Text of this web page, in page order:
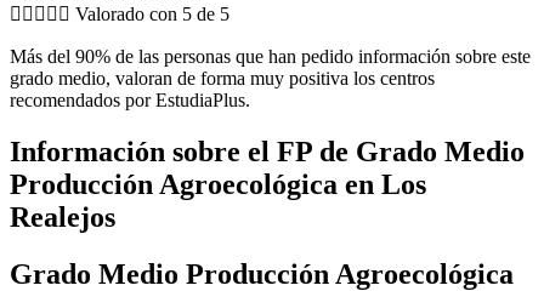
     Valorado con 5 de 5
Más del 90% de las personas que han pedido información sobre este
grado medio, valoran de forma muy positiva los centros
recomendados por EstudiaPlus.
Información sobre el FP de Grado Medio
Producción Agroecológica en Los
Realejos
Grado Medio Producción Agroecológica